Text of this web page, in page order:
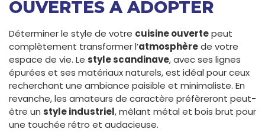
OUVERTES À ADOPTER
Déterminer le style de votre cuisine ouvertepeut
complètement transformer l’atmosphèrede votre
espace de vie. Le style scandinave, avec ses lignes
épurées et ses matériaux naturels, est idéal pour ceux
recherchant une ambiance paisible et minimaliste. En
revanche, les amateurs de caractère préfèreront peut-
être un style industriel, mêlant métal et bois brut pour
une touchée rétro et audacieuse.